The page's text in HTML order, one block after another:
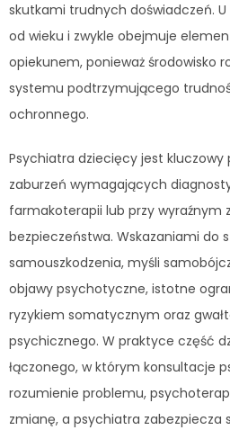
skutkami trudnych doświadczeń.
od wieku i zwykle obejmuje
opiekunem, ponieważ środowisko
systemu podtrzymującego
ochronnego.
Psychiatra dziecięcy jest kluczowy
zaburzeń wymagających
farmakoterapii lub przy wyraźnym
bezpieczeństwa. Wskazaniami do
samouszkodzenia, myśli
objawy psychotyczne, istotne
ryzykiem somatycznym oraz
psychicznego. W praktyce część
łączonego, w którym konsultacje
rozumienie problemu,
zmianę, a psychiatra zabezpiecza